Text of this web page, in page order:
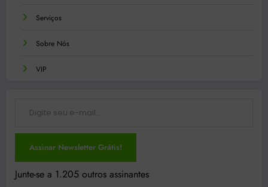
Serviços
Sobre Nós
VIP
Assinar Newsletter Grátis!
Junte-se a 1.205 outros assinantes